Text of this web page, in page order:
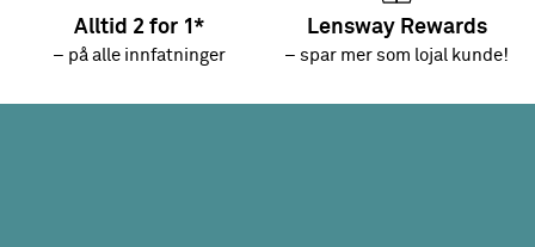
Alltid 2 for 1*
– på alle innfatninger
Lensway Rewards
– spar mer som lojal kunde!